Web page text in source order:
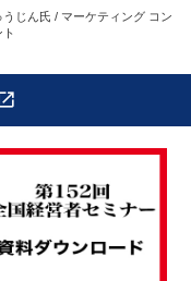
うじん氏 / マーケティング コン